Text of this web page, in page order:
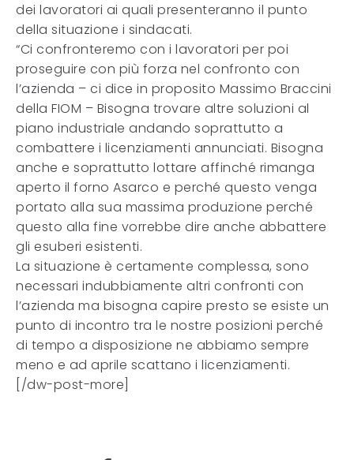
dei lavoratori ai quali presenteranno il punto
della situazione i sindacati.
“Ci confronteremo con i lavoratori per poi
proseguire con più forza nel confronto con
l’azienda – ci dice in proposito Massimo Braccini
della FIOM – Bisogna trovare altre soluzioni al
piano industriale andando soprattutto a
combattere i licenziamenti annunciati. Bisogna
anche e soprattutto lottare affinché rimanga
aperto il forno Asarco e perché questo venga
portato alla sua massima produzione perché
questo alla fine vorrebbe dire anche abbattere
gli esuberi esistenti.
La situazione è certamente complessa, sono
necessari indubbiamente altri confronti con
l’azienda ma bisogna capire presto se esiste un
punto di incontro tra le nostre posizioni perché
di tempo a disposizione ne abbiamo sempre
meno e ad aprile scattano i licenziamenti.
[/dw-post-more]